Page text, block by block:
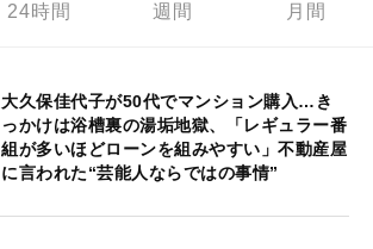
24時間 週間 月間
大久保佳代子が50代でマンション購入…き
っかけは浴槽裏の湯垢地獄、「レギュラー番
組が多いほどローンを組みやすい」不動産屋
に言われた“芸能人ならではの事情”